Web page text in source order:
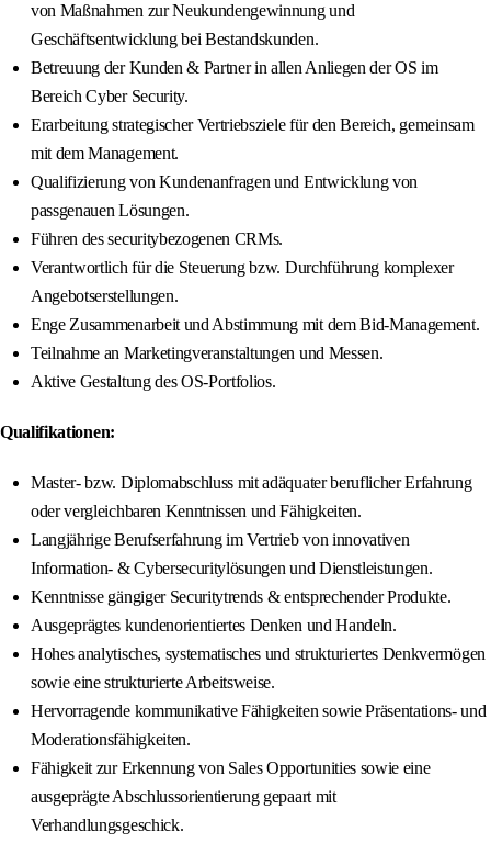
von Maßnahmen zur Neukundengewinnung und
Geschäftsentwicklung bei Bestandskunden.
Betreuung der Kunden & Partner in allen Anliegen der OS im
Bereich Cyber Security.
Erarbeitung strategischer Vertriebsziele für den Bereich, gemeinsam
mit dem Management.
Qualifizierung von Kundenanfragen und Entwicklung von
passgenauen Lösungen.
Führen des securitybezogenen CRMs.
Verantwortlich für die Steuerung bzw. Durchführung komplexer
Angebotserstellungen.
Enge Zusammenarbeit und Abstimmung mit dem Bid-Management.
Teilnahme an Marketingveranstaltungen und Messen.
Aktive Gestaltung des OS-Portfolios.
Qualifikationen:
Master- bzw. Diplomabschluss mit adäquater beruflicher Erfahrung
oder vergleichbaren Kenntnissen und Fähigkeiten.
Langjährige Berufserfahrung im Vertrieb von innovativen
Information- & Cybersecuritylösungen und Dienstleistungen.
Kenntnisse gängiger Securitytrends & entsprechender Produkte.
Ausgeprägtes kundenorientiertes Denken und Handeln.
Hohes analytisches, systematisches und strukturiertes Denkvermögen
sowie eine strukturierte Arbeitsweise.
Hervorragende kommunikative Fähigkeiten sowie Präsentations- und
Moderationsfähigkeiten.
Fähigkeit zur Erkennung von Sales Opportunities sowie eine
ausgeprägte Abschlussorientierung gepaart mit
Verhandlungsgeschick.